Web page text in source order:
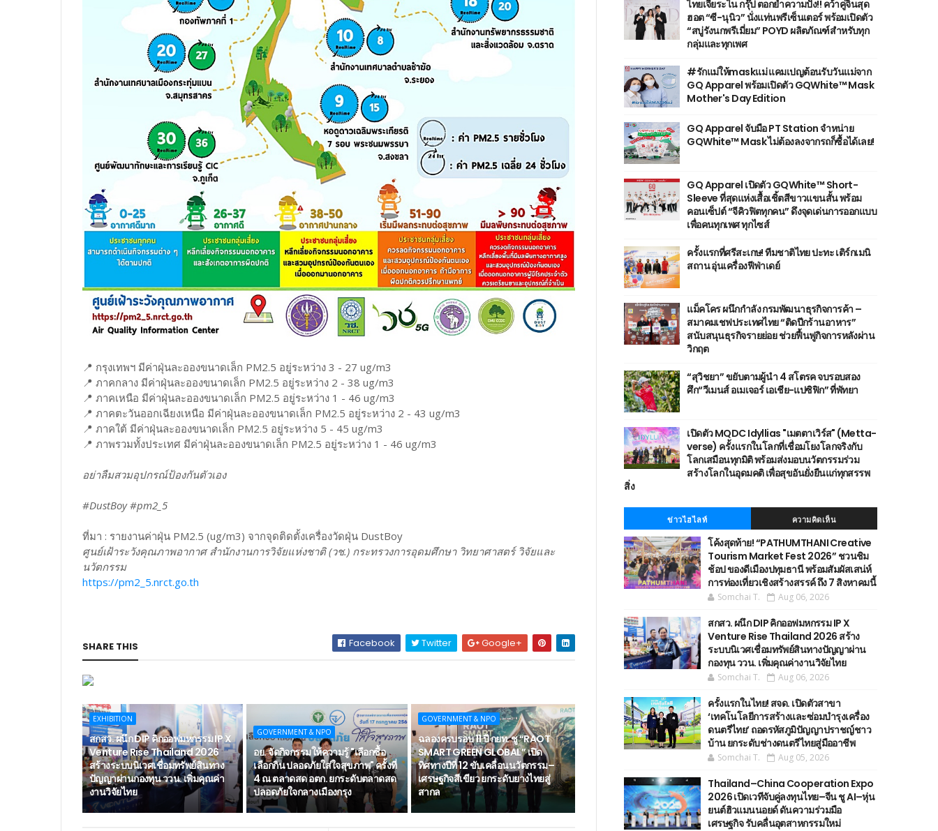
📍 กรุงเทพฯ มีค่าฝุ่นละอองขนาดเล็ก PM2.5 อยู่ระหว่าง 3 - 27 ug/m3
📍 ภาคกลาง มีค่าฝุ่นละอองขนาดเล็ก PM2.5 อยู่ระหว่าง 2 - 38 ug/m3
📍 ภาคเหนือ มีค่าฝุ่นละอองขนาดเล็ก PM2.5 อยู่ระหว่าง 1 - 46 ug/m3
📍 ภาคตะวันออกเฉียงเหนือ มีค่าฝุ่นละอองขนาดเล็ก PM2.5 อยู่ระหว่าง 2 - 43 ug/m3
📍 ภาคใต้ มีค่าฝุ่นละอองขนาดเล็ก PM2.5 อยู่ระหว่าง 5 - 45 ug/m3
📍 ภาพรวมทั้งประเทศ มีค่าฝุ่นละอองขนาดเล็ก PM2.5 อยู่ระหว่าง 1 - 46 ug/m3
อย่าลืมสวมอุปกรณ์ป้องกันตัวเอง
#DustBoy #pm2_5
ที่มา : รายงานค่าฝุ่น PM2.5 (ug/m3) จากจุดติดตั้งเครื่องวัดฝุ่น DustBoy
ศูนย์เฝ้าระวังคุณภาพอากาศ สำนักงานการวิจัยแห่งชาติ (วช.) กระทรวงการอุดมศึกษา วิทยาศาสตร์ วิจัยและ
นวัตกรรม
https://pm2_5.nrct.go.th
SHARE THIS Facebook Twitter Google+
EXHIBITION
สกสว. ผนึก DIP คิกออฟมหกรรม IP X
Venture Rise Thailand 2026
สร้างระบบนิเวศเชื่อมทรัพย์สินทาง
ปัญญาผ่านกองทุน ววน. เพิ่มคุณค่า
งานวิจัยไทย
GOVERNMENT & NPO
อย. จัดกิจกรรมให้ความรู้ "เลือกซื้อ
เลือกกิน ปลอดภัยใส่ใจสุขภาพ" ครั้งที่
4 ณ ตลาดสด อตก. ยกระดับตลาดสด
ปลอดภัยใจกลางเมืองกรุง
GOVERNMENT & NPO
ฉลองครบรอบ 11 ปี กยท. ชู “RAOT
SMART GREEN GLOBAL” เปิด
ทิศทางปีที่ 12 ขับเคลื่อนนวัตกรรม–
เศรษฐกิจสีเขียว ยกระดับยางไทยสู่
สากล
ไทยเจียระไน กรุ๊ป ตอกย้ำความปัง!! คว้าคู่จิ้นสุด
ฮอต “ซี-นุนิว” นั่งแท่นพรีเซ็นเตอร์ พร้อมเปิดตัว
“สบู่รังนกพรีเมี่ยม” POYD ผลิตภัณฑ์สำหรับทุก
กลุ่มและทุกเพศ
#รักแม่ให้maskแม่ แคมเปญต้อนรับวันแม่จาก
GQ Apparel พร้อมเปิดตัว GQWhite™ Mask
Mother's Day Edition
GQ Apparel จับมือ PT Station จำหน่าย
GQWhite™ Mask ไม่ต้องลงจากรถก็ซื้อได้เลย!
GQ Apparel เปิดตัว GQWhite™ Short-
Sleeve ที่สุดแห่งเสื้อเชิ้ตสีขาวแขนสั้น พร้อม
คอนเซ็ปต์ “จีคิวฟิตทุกคน” ดึงจุดเด่นการออกแบบ
เพื่อคนทุกเพศ ทุกไซส์
ครั้งแรกที่ศรีสะเกษ! ทีมชาติไทย ปะทะ เติร์กเมนิ
สถาน อุ่นเครื่องฟีฟ่าเดย์
แม็คโคร ผนึกกำลัง กรมพัฒนาธุรกิจการค้า –
สมาคมเชฟประเทศไทย “ติดปีกร้านอาหาร”
สนับสนุนธุรกิจรายย่อย ช่วยฟื้นฟูกิจการหลังผ่าน
วิกฤต
“สุวิชยา” ขยับตามผู้นำ 4 สโตรค จบรอบสอง
ศึก“วีเมนส์ อเมเจอร์ เอเชีย-แปซิฟิก” ที่พัทยา
เปิดตัว MQDC Idyllias "เมตตาเวิร์ส" (Metta-
verse) ครั้งแรกในโลกที่เชื่อมโยงโลกจริงกับ
โลกเสมือนทุกมิติ พร้อมส่งมอบนวัตกรรมร่วม
สร้างโลกในอุดมคติ เพื่อสุขอันยั่งยืนแก่ทุกสรรพ
สิ่ง
ข่าวไฮไลท์ ความคิดเห็น
โค้งสุดท้าย! “PATHUMTHANI Creative
Tourism Market Fest 2026” ชวนชิม
ช้อป ของดีเมืองปทุมธานี พร้อมสัมผัสเสน่ห์
การท่องเที่ยวเชิงสร้างสรรค์ ถึง 7 สิงหาคมนี้
Somchai T. Aug 06, 2026
สกสว. ผนึก DIP คิกออฟมหกรรม IP X
Venture Rise Thailand 2026 สร้าง
ระบบนิเวศเชื่อมทรัพย์สินทางปัญญาผ่าน
กองทุน ววน. เพิ่มคุณค่างานวิจัยไทย
Somchai T. Aug 06, 2026
ครั้งแรกในไทย! สจด. เปิดตัวสาขา
‘เทคโนโลยีการสร้างและซ่อมบำรุงเครื่อง
ดนตรีไทย’ ​ถอดรหัสภูมิปัญญาปราชญ์ชาว
บ้าน ยกระดับช่างดนตรีไทยสู่มืออาชีพ
Somchai T. Aug 05, 2026
Thailand–China Cooperation Expo
2026 เปิดเวทีจับคู่ลงทุนไทย–จีน ชู AI–หุ่น
ยนต์ฮิวแมนนอยด์ ดันความร่วมมือ
เศรษฐกิจ รับคลื่นอุตสาหกรรมใหม่